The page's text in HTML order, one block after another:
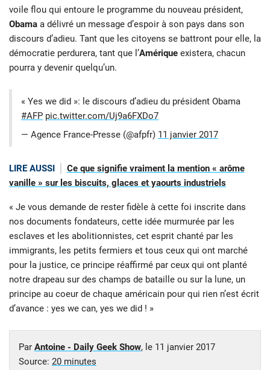
voile flou qui entoure le programme du nouveau président,
Obama a délivré un message d’espoir à son pays dans son
discours d’adieu. Tant que les citoyens se battront pour elle, la
démocratie perdurera, tant que l’Amérique existera, chacun
pourra y devenir quelqu’un.
« Yes we did »: le discours d’adieu du président Obama
#AFP pic.twitter.com/Uj9a6FXDo7
— Agence France-Presse (@afpfr) 11 janvier 2017
LIRE AUSSI
Ce que signifie vraiment la mention « arôme
vanille » sur les biscuits, glaces et yaourts industriels
« Je vous demande de rester fidèle à cette foi inscrite dans
nos documents fondateurs, cette idée murmurée par les
esclaves et les abolitionnistes, cet esprit chanté par les
immigrants, les petits fermiers et tous ceux qui ont marché
pour la justice, ce principe réaffirmé par ceux qui ont planté
notre drapeau sur des champs de bataille ou sur la lune, un
principe au coeur de chaque américain pour qui rien n’est écrit
d’avance : yes we can, yes we did ! »
Par Antoine - Daily Geek Show, le 11 janvier 2017
Source: 20 minutes